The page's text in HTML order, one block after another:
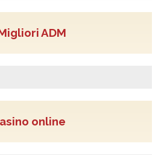
ADM
online